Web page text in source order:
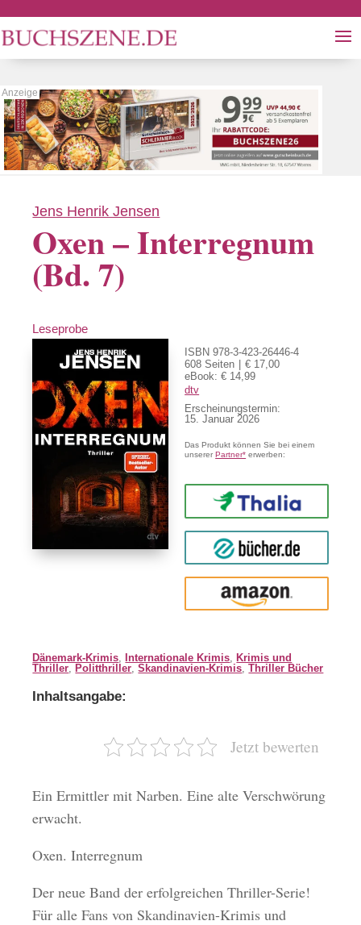
Jens Henrik Jensen
Oxen – Interregnum
(Bd. 7)
Leseprobe
ISBN 978-3-423-26446-4
608 Seiten
€ 17,00
eBook: € 14,99
dtv
Erscheinungstermin:
15. Januar 2026
Das Produkt können Sie bei einem
unsererPartner* erwerben:
Thalia
buecher.de
Amazon
Dänemark-Krimis Internationale Krimis
Krimis und
Thriller
Politthriller ,Skandinavien-Krimis ,Thriller Bücher
Inhaltsangabe:
Jetzt bewerten
Ein Ermittler mit Narben. Eine alte Verschwörung
erwacht.
Oxen. Interregnum
Der neue Band der erfolgreichen Thriller-Serie!
Für alle Fans von Skandinavien-Krimis und